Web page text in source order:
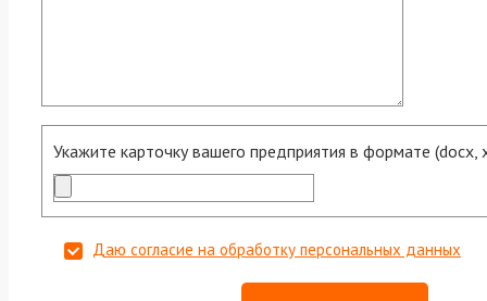
Укажите карточку вашего предприятия в формате (docx,
Даю согласие на обработку персональных данных